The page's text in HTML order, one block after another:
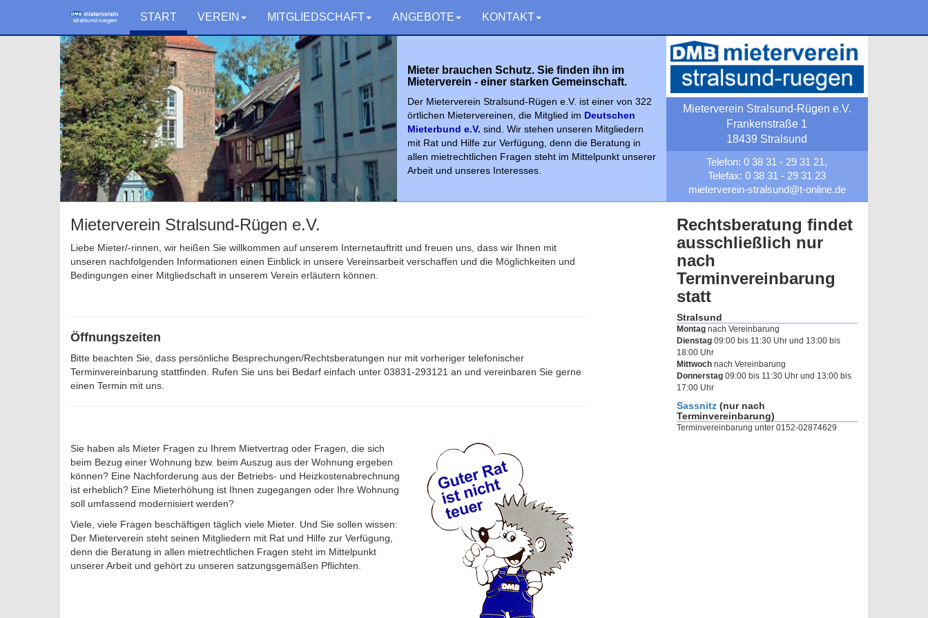
START VEREIN MITGLIEDSCHAFT ANGEBOTE KONTAKT
Mieter brauchen Schutz. Sie finden ihn im
Mieterverein - einer starken Gemeinschaft.
Der Mieterverein Stralsund-Rügen e.V. ist einer von 322
örtlichen Mietervereinen, die Mitglied im Deutschen
Mieterbund e.V. sind. Wir stehen unseren Mitgliedern
mit Rat und Hilfe zur Verfügung, denn die Beratung in
allen mietrechtlichen Fragen steht im Mittelpunkt unserer
Arbeit und unseres Interesses.
Mieterverein Stralsund-Rügen e.V.
Frankenstraße 1
18439 Stralsund
Telefon: 0 38 31 - 29 31 21,
Telefax: 0 38 31 - 29 31 23
mieterverein-stralsund@t-online.de
Mieterverein Stralsund-Rügen e.V.
Liebe Mieter/-rinnen, wir heißen Sie willkommen auf unserem Internetauftritt und freuen uns, dass wir Ihnen mit
unseren nachfolgenden Informationen einen Einblick in unsere Vereinsarbeit verschaffen und die Möglichkeiten und
Bedingungen einer Mitgliedschaft in unserem Verein erläutern können.
Öffnungszeiten
Bitte beachten Sie, dass persönliche Besprechungen/Rechtsberatungen nur mit vorheriger telefonischer
Terminvereinbarung stattfinden. Rufen Sie uns bei Bedarf einfach unter 03831-293121 an und vereinbaren Sie gerne
einen Termin mit uns.
Sie haben als Mieter Fragen zu Ihrem Mietvertrag oder Fragen, die sich
beim Bezug einer Wohnung bzw. beim Auszug aus der Wohnung ergeben
können? Eine Nachforderung aus der Betriebs- und Heizkostenabrechnung
ist erheblich? Eine Mieterhöhung ist Ihnen zugegangen oder Ihre Wohnung
soll umfassend modernisiert werden?
Viele, viele Fragen beschäftigen täglich viele Mieter. Und Sie sollen wissen:
Der Mieterverein steht seinen Mitgliedern mit Rat und Hilfe zur Verfügung,
denn die Beratung in allen mietrechtlichen Fragen steht im Mittelpunkt
unserer Arbeit und gehört zu unseren satzungsgemäßen Pflichten.
Rechtsberatung findet
ausschließlich nur
nach
Terminvereinbarung
statt
Stralsund
Montagnach Vereinbarung
Dienstag 09:00 bis 11:30 Uhr und 13:00 bis
18:00 Uhr
Mittwochnach Vereinbarung
Donnerstag09:00 bis 11:30 Uhr und 13:00 bis
17:00 Uhr
Sassnitz(nur nach
Terminvereinbarung)
Terminvereinbarung unter 0152-02874629